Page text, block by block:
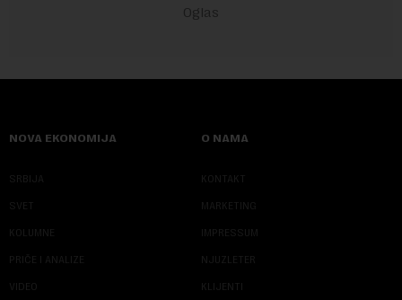
NOVA EKONOMIJA
SRBIJA
SVET
KOLUMNE
PRIČE I ANALIZE
VIDEO
O NAMA
KONTAKT
MARKETING
IMPRESSUM
NJUZLETER
KLIJENTI